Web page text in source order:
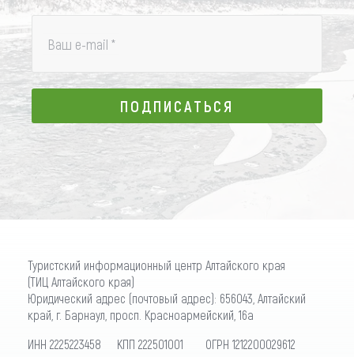
Ваш e-mail *
ПОДПИСАТЬСЯ
ПОДПИСАТЬСЯ
Туристский информационный центр Алтайского края
(ТИЦ Алтайского края)
Юридический адрес (почтовый адрес): 656043, Алтайский
край, г. Барнаул, просп. Красноармейский, 16а
ИНН 2225223458 КПП 222501001 ОГРН 1212200029612